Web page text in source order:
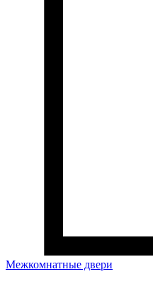
Межкомнатные двери